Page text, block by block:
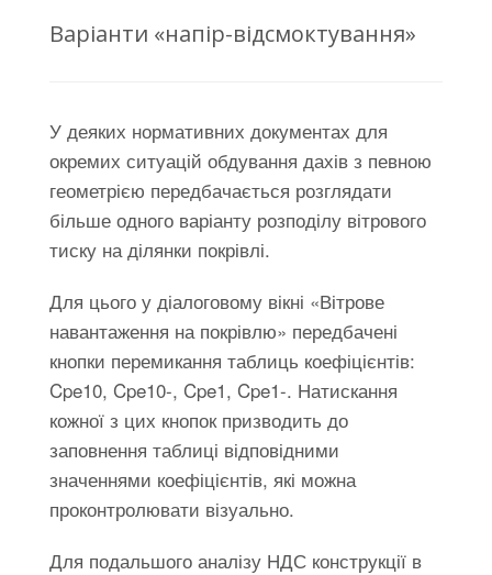
Варіанти «напір-відсмоктування»
У деяких нормативних документах для
окремих ситуацій обдування дахів з певною
геометрією передбачається розглядати
більше одного варіанту розподілу вітрового
тиску на ділянки покрівлі.
Для цього у діалоговому вікні «Вітрове
навантаження на покрівлю» передбачені
кнопки перемикання таблиць коефіцієнтів:
Cpe10, Cpe10-, Cpe1, Cpe1-. Натискання
кожної з цих кнопок призводить до
заповнення таблиці відповідними
значеннями коефіцієнтів, які можна
проконтролювати візуально.
Для подальшого аналізу НДС конструкції в